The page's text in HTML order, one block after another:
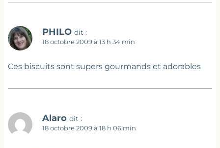
PHILO dit :
18 octobre 2009 à 13 h 34 min
Ces biscuits sont supers gourmands et adorables
Alaro dit :
18 octobre 2009 à 18 h 06 min